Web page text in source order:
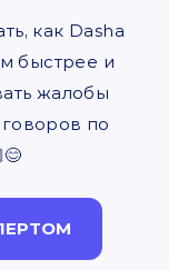
как Dasha
быстрее и
жалобы
по